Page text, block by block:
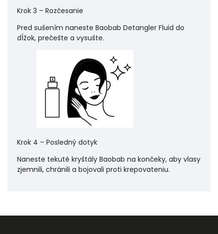
Krok 3 – Rozčesanie
Pred sušením naneste Baobab Detangler Fluid do
dĺžok, prečešte a vysušte.
Krok 4 – Posledný dotyk
Naneste tekuté kryštály Baobab na končeky, aby vlasy
zjemnili, chránili a bojovali proti krepovateniu.